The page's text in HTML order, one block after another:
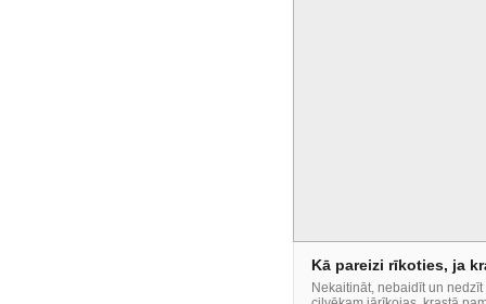
Kā pareizi rīkoties, ja
Nekaitināt, nebaidīt un